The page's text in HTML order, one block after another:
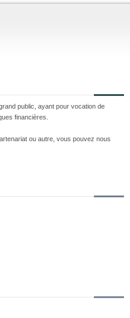
public, ayant pour vocation de
financières.
ou autre, vous pouvez nous